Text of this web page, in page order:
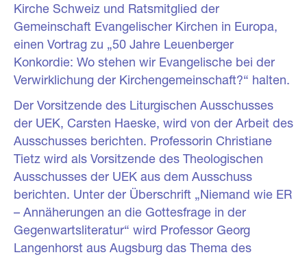
Kirche Schweiz und Ratsmitglied der
Gemeinschaft Evangelischer Kirchen in Europa,
einen Vortrag zu „50 Jahre Leuenberger
Konkordie: Wo stehen wir Evangelische bei der
Verwirklichung der Kirchengemeinschaft?“ halten.
Der Vorsitzende des Liturgischen Ausschusses
der UEK, Carsten Haeske, wird von der Arbeit des
Ausschusses berichten. Professorin Christiane
Tietz wird als Vorsitzende des Theologischen
Ausschusses der UEK aus dem Ausschuss
berichten. Unter der Überschrift „Niemand wie ER
– Annäherungen an die Gottesfrage in der
Gegenwartsliteratur“ wird Professor Georg
Langenhorst aus Augsburg das Thema des